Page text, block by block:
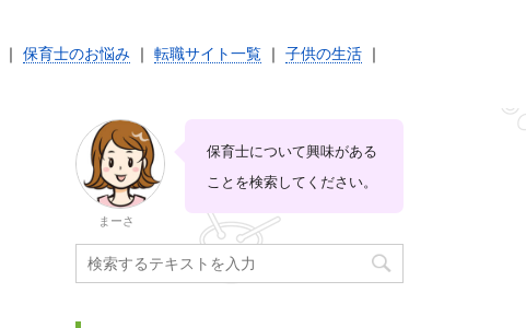
｜ 保育士のお悩み ｜ 転職サイト一覧 ｜ 子供の生活 ｜
まーさ
保育士について興味がある
ことを検索してください。